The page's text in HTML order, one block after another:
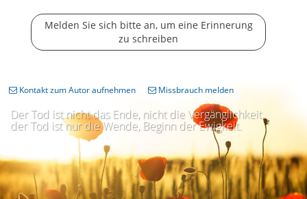
Melden Sie sich bitte an, um eine Erinnerung
zu schreiben
Der Tod ist nicht das Ende, nicht die Vergänglichkeit,
der Tod ist nur die Wende, Beginn der Ewigkeit.
Kontakt zum Autor aufnehmen Missbrauch melden